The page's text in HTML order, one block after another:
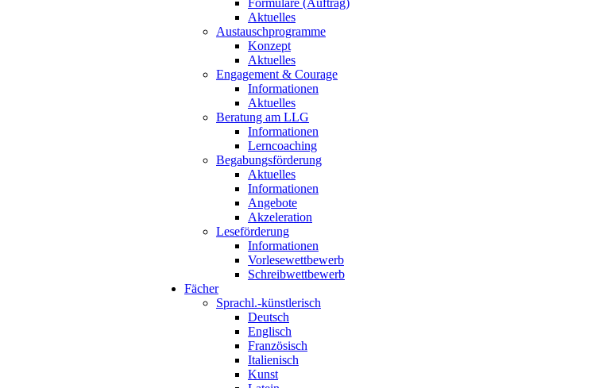
Formulare (Auftrag)
Aktuelles
Austauschprogramme
Konzept
Aktuelles
Engagement & Courage
Informationen
Aktuelles
Beratung am LLG
Informationen
Lerncoaching
Begabungsförderung
Aktuelles
Informationen
Angebote
Akzeleration
Leseförderung
Informationen
Vorlesewettbewerb
Schreibwettbewerb
Fächer
Sprachl.-künstlerisch
Deutsch
Englisch
Französisch
Italienisch
Kunst